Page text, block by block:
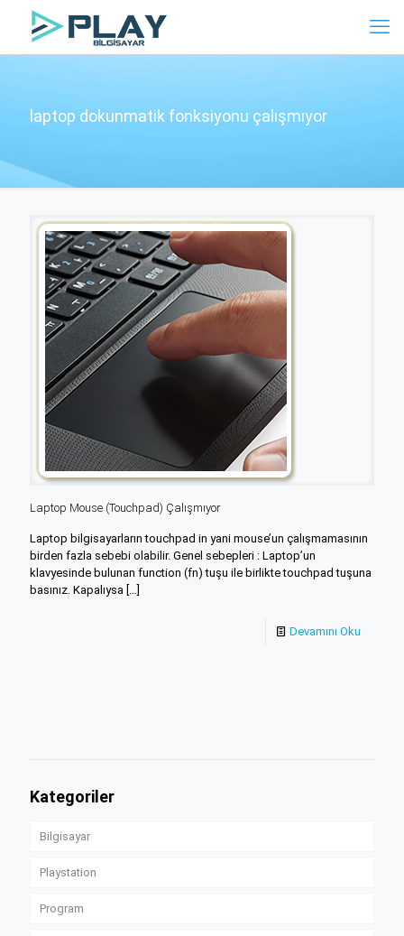
laptop dokunmatik fonksiyonu çalışmıyor
Laptop Mouse (Touchpad) Çalışmıyor
Laptop bilgisayarların touchpad in yani mouse’un çalışmamasının
birden fazla sebebi olabilir. Genel sebepleri : Laptop’un
klavyesinde bulunan function (fn) tuşu ile birlikte touchpad tuşuna
basınız. Kapalıysa
Devamını Oku
Kategoriler
Bilgisayar
Playstation
Program